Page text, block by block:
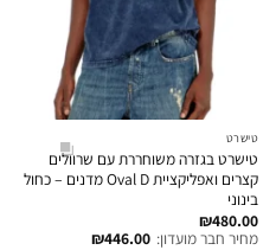
טישרט
טישרט בגזרה משוחררת עם שרוולים
קצרים ואפליקציית Oval D מדנים – כחול
בינוני
₪480.00
מחיר חבר מועדון: ₪446.00